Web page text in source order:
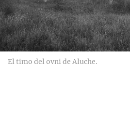
El timo del ovni de Aluche.